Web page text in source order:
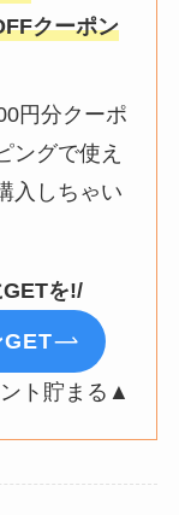
クーポン
円分クーポ
ングで使え
入しちゃい
を!/
ト貯まる▲